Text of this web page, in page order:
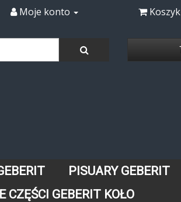
Moje konto Koszyk
PISUARY GEBERIT
CZĘŚCI GEBERIT KOŁO